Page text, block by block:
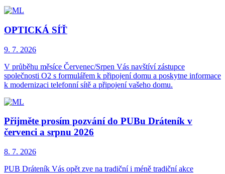
OPTICKÁ SÍŤ
9. 7. 2026
V průběhu měsíce Červenec/Srpen Vás navštíví zástupce
společnosti O2 s formulářem k připojení domu a poskytne informace
k modernizaci telefonní sítě a připojení vašeho domu.
Přijměte prosím pozvání do PUBu Dráteník v
červenci a srpnu 2026
8. 7. 2026
PUB Dráteník Vás opět zve na tradiční i méně tradiční akce